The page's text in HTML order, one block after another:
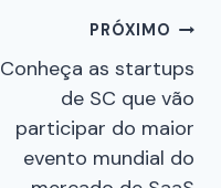
PRÓXIMO
Conheça as startups
de SC que vão
participar do maior
evento mundial do